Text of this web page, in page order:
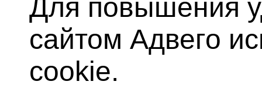
Для повышения
сайтом Адвего
cookie.